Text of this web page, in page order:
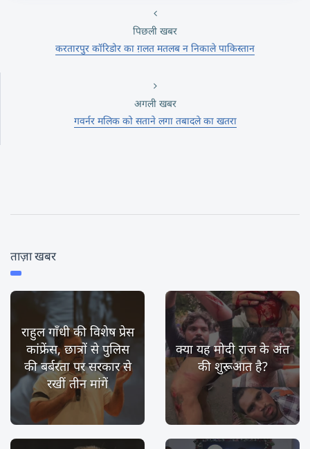
पिछली खबर
करतारपुर कॉरिडोर का ग़लत मतलब न निकाले पाकिस्तान
अगली खबर
गवर्नर मलिक को सताने लगा तबादले का खतरा
ताज़ा खबर
राहुल गाँधी की विशेष प्रेस
कांफ्रेंस, छात्रों से पुलिस
की बर्बरता पर सरकार से
रखीं तीन मांगें
क्या यह मोदी राज के अंत
की शुरूआत है?